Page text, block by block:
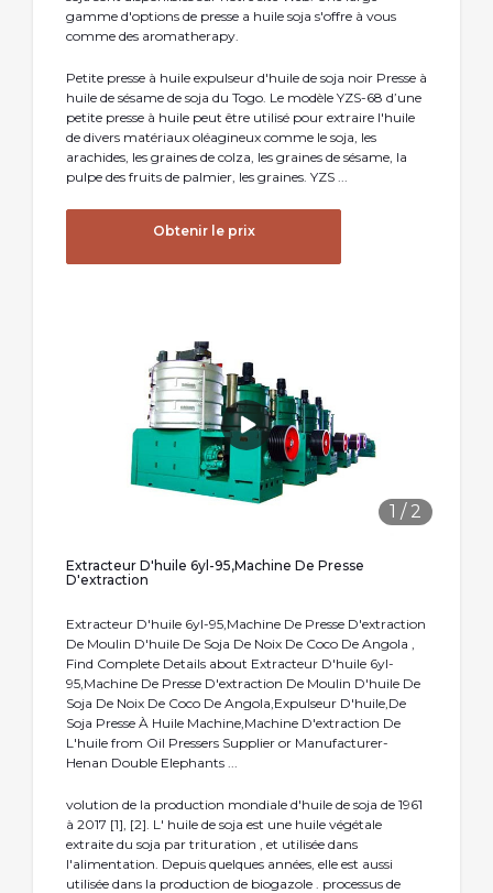
gamme d'options de presse a huile soja s'offre à vous
comme des aromatherapy.
Petite presse à huile expulseur d'huile de soja noir Presse à
huile de sésame de soja du Togo. Le modèle YZS-68 d’une
petite presse à huile peut être utilisé pour extraire l'huile
de divers matériaux oléagineux comme le soja, les
arachides, les graines de colza, les graines de sésame, la
pulpe des fruits de palmier, les graines. YZS ...
Obtenir le prix
1 / 2
Extracteur D'huile 6yl-95,Machine De Presse
D'extraction
Extracteur D'huile 6yl-95,Machine De Presse D'extraction
De Moulin D'huile De Soja De Noix De Coco De Angola ,
Find Complete Details about Extracteur D'huile 6yl-
95,Machine De Presse D'extraction De Moulin D'huile De
Soja De Noix De Coco De Angola,Expulseur D'huile,De
Soja Presse À Huile Machine,Machine D'extraction De
L'huile from Oil Pressers Supplier or Manufacturer-
Henan Double Elephants ...
volution de la production mondiale d'huile de soja de 1961
à 2017 [1], [2]. L' huile de soja est une huile végétale
extraite du soja par trituration , et utilisée dans
l'alimentation. Depuis quelques années, elle est aussi
utilisée dans la production de biogazole . processus de